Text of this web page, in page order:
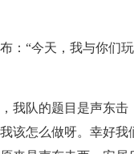
布：“今天，我与你们
我队的题目是声东
该怎么做呀。幸好